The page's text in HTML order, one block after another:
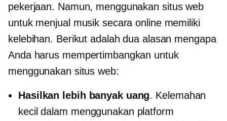
pekerjaan. Namun, menggunakan situs web
untuk menjual musik secara online memiliki
kelebihan. Berikut adalah dua alasan mengapa
Anda harus mempertimbangkan untuk
menggunakan situs web:
Hasilkan lebih banyak uang. Kelemahan
kecil dalam menggunakan platform